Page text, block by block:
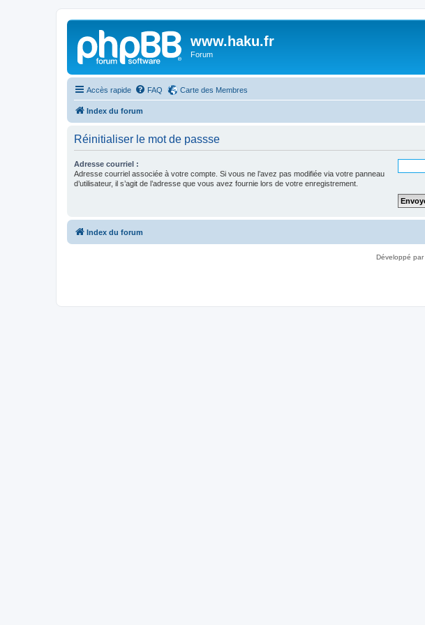
www.haku.fr
Forum
Accès rapide FAQ Carte des Membres
Index du forum
Réinitialiser le mot de passse
Adresse courriel :
Adresse courriel associée à votre compte. Si vous ne l’avez pas modifiée via votre panneau
d’utilisateur, il s’agit de l’adresse que vous avez fournie lors de votre enregistrement.
Index du forum
Développé par